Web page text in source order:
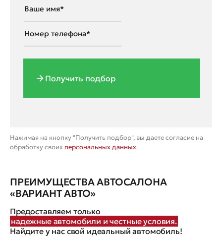
Получить подбор
Нажимая на кнопку "Получить подбор", вы даете согласие на
обработку своих персональных данных.
ПРЕИМУЩЕСТВА АВТОСАЛОНА
«ВАРИАНТ АВТО»
Предоставляем только
надежные автомобили и честные условия.
Найдите у нас свой идеальный автомобиль!